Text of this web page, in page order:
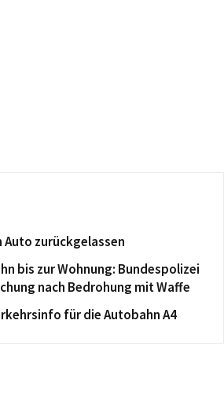
Auto zurückgelassen
bis zur Wohnung: Bundespolizei
nach Bedrohung mit Waffe
für die Autobahn A4